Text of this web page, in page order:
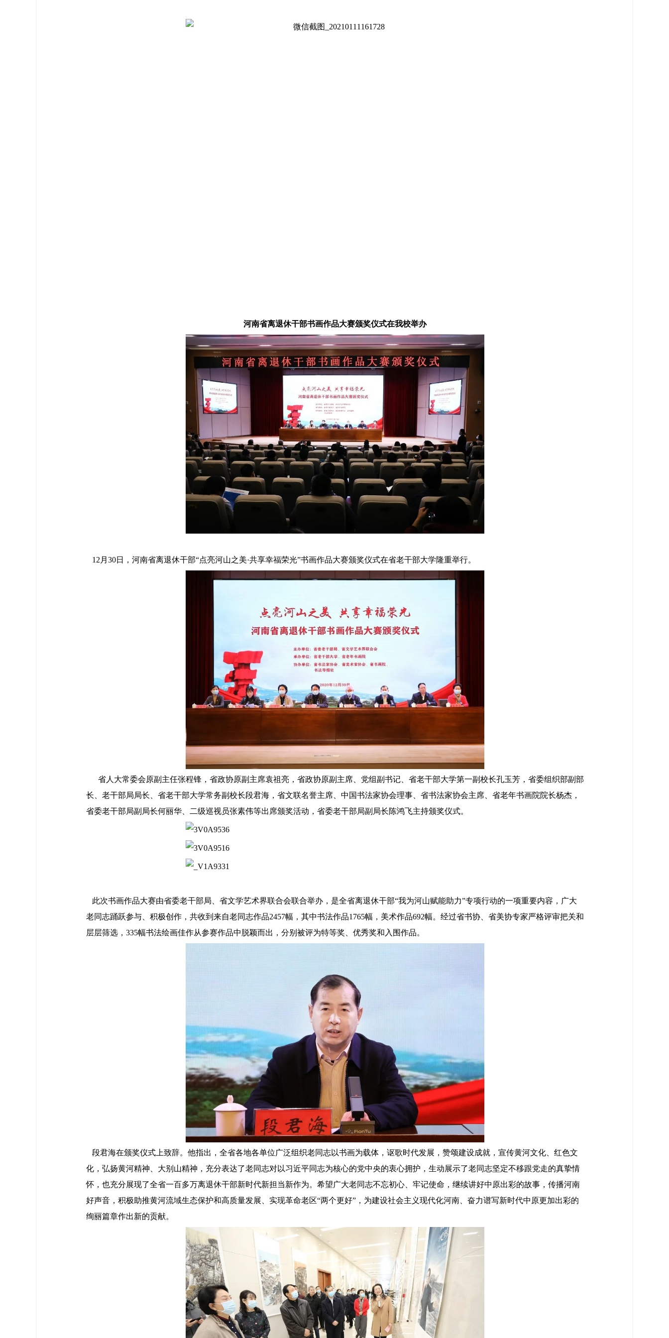
河南省离退休干部书画作品大赛颁奖仪式在我校举办
12月30日，河南省离退休干部“点亮河山之美·共享幸福荣光”书画作品大赛颁奖仪式在省老干部大学隆重举行。
省人大常委会原副主任张程锋，省政协原副主席袁祖亮，省政协原副主席、党组副书记、省老干部大学第一副校长孔玉芳，省委组织部副部
长、老干部局局长、省老干部大学常务副校长段君海，省文联名誉主席、中国书法家协会理事、省书法家协会主席、省老年书画院院长杨杰，
省委老干部局副局长何丽华、二级巡视员张素伟等出席颁奖活动，省委老干部局副局长陈鸿飞主持颁奖仪式。
此次书画作品大赛由省委老干部局、省文学艺术界联合会联合举办，是全省离退休干部“我为河山赋能助力”专项行动的一项重要内容，广大
老同志踊跃参与、积极创作，共收到来自老同志作品2457幅，其中书法作品1765幅，美术作品692幅。经过省书协、省美协专家严格评审把关和
层层筛选，335幅书法绘画佳作从参赛作品中脱颖而出，分别被评为特等奖、优秀奖和入围作品。
段君海在颁奖仪式上致辞。他指出，全省各地各单位广泛组织老同志以书画为载体，讴歌时代发展，赞颂建设成就，宣传黄河文化、红色文
化，弘扬黄河精神、大别山精神，充分表达了老同志对以习近平同志为核心的党中央的衷心拥护，生动展示了老同志坚定不移跟党走的真挚情
怀，也充分展现了全省一百多万离退休干部新时代新担当新作为。希望广大老同志不忘初心、牢记使命，继续讲好中原出彩的故事，传播河南
好声音，积极助推黄河流域生态保护和高质量发展、实现革命老区“两个更好”，为建设社会主义现代化河南、奋力谱写新时代中原更加出彩的
绚丽篇章作出新的贡献。